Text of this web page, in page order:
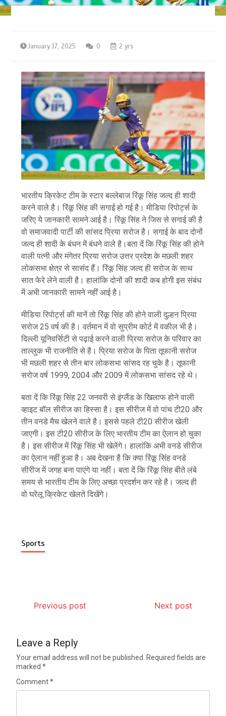
January 17, 2025 0 2 yrs
भारतीय क्रिकेट टीम के स्टार बल्लेबाज रिंकू सिंह जल्द ही शादी
करने वाले है। रिंकू सिंह की सगाई हो गई है। मीडिया रिपोर्ट्स के
जरिए ये जानकारी सामने आई है। रिंकू सिंह ने जिस से सगाई की है
वो समाजवादी पार्टी की सांसद प्रिया सरोज है। सगाई के बाद दोनों
जल्द ही शादी के बंधन में बंधने वाले है।बता दें कि रिंकू सिंह की होने
वाली पत्नी और मंगेतर प्रिया सरोज उत्तर प्रदेश के मछली शहर
लोकसभा क्षेत्र से सासंद हैं। रिंकू सिंह जल्द ही सरोज के साथ
सात फेरे लेने वाली है। हालांकि दोनों की शादी कब होगी इस संबंध
में अभी जानकारी सामने नहीं आई है।
मीडिया रिपोर्ट्स की मानें तो रिंकू सिंह की होने वाली दुल्हन प्रिया
सरोज 25 वर्ष की है। वर्तमान में वो सुप्रीम कोर्ट में वकील भी है।
दिल्ली यूनिवर्सिटी से पढ़ाई करने वाली प्रिया सरोज के परिवार का
ताल्लुक भी राजनीति से है। प्रिया सरोज के पिता तूफानी सरोज
भी मछली शहर से तीन बार लोकसभा सांसद रह चुके है। तूफानी
सरोज वर्ष 1999, 2004 और 2009 में लोकसभा सांसद रहे थे।
बता दें कि रिंकू सिंह 22 जनवरी से इंग्लैंड के खिलाफ होने वाली
व्हाइट बॉल सीरीज का हिस्सा है। इस सीरीज में वो पांच टी20 और
तीन वनडे मैच खेलने वाले है। इससे पहले टी20 सीरीज खेली
जाएगी। इस टी20 सीरीज के लिए भारतीय टीम का ऐलान हो चुका
है। इस सीरीज में रिंकू सिंह भी खेलेंगे। हालांकि अभी वनडे सीरीज
का ऐलान नहीं हुआ है। अब देखना है कि क्या रिंकू सिंह वनडे
सीरीज में जगह बना पाएंगे या नहीं। बता दें कि रिंकू सिंह बीते लंबे
समय से भारतीय टीम के लिए अच्छा प्रदर्शन कर रहे है। जल्द ही
वो घरेलू क्रिकेट खेलते दिखेंगे।
Sports
Previous post Next post
Leave a Reply
Your email address will not be published.
Required fields are
marked*
Comment*